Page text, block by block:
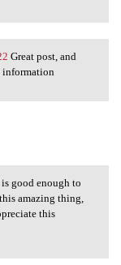
Great post, and
information
post
good enough to
amazing thing,
this